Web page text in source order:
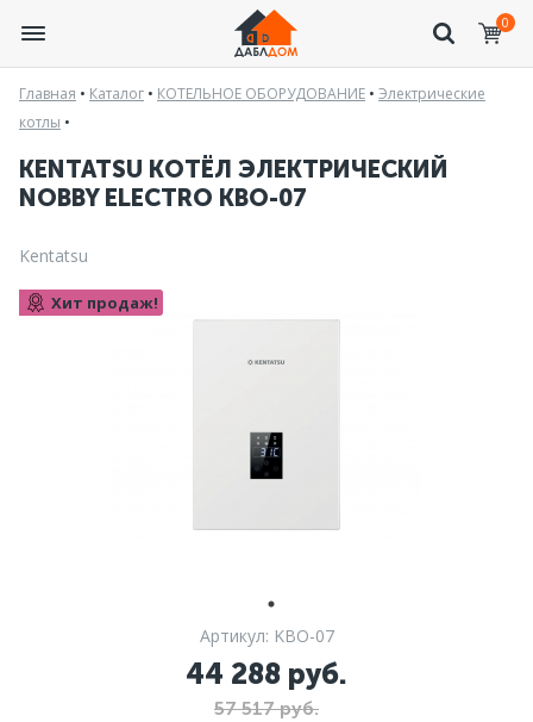
0
Главная • Каталог • КОТЕЛЬНОЕ ОБОРУДОВАНИЕ • Электрические
котлы •
KENTATSU КОТЁЛ ЭЛЕКТРИЧЕСКИЙ
NOBBY ELECTRO KBO-07
Kentatsu
Хит продаж!
Артикул: KBO-07
44 288 руб.
57 517 руб.